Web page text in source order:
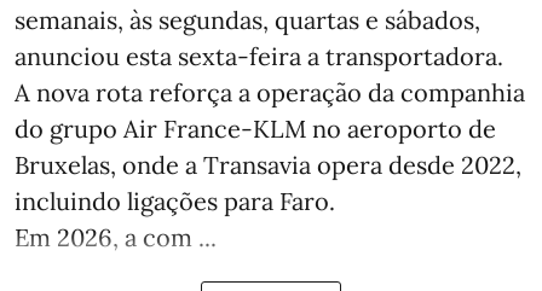
semanais, às segundas, quartas e sábados,
anunciou esta sexta-feira a transportadora.
A nova rota reforça a operação da companhia
do grupo Air France-KLM no aeroporto de
Bruxelas, onde a Transavia opera desde 2022,
incluindo ligações para Faro.
Em 2026, a com ...